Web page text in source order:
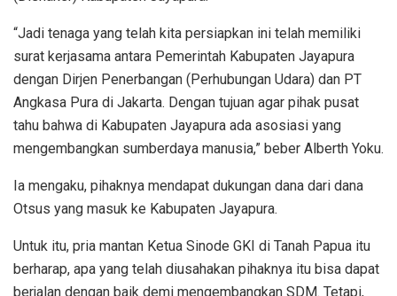
“Jadi tenaga yang telah kita persiapkan ini telah memiliki
surat kerjasama antara Pemerintah Kabupaten Jayapura
dengan Dirjen Penerbangan (Perhubungan Udara) dan PT
Angkasa Pura di Jakarta. Dengan tujuan agar pihak pusat
tahu bahwa di Kabupaten Jayapura ada asosiasi yang
mengembangkan sumberdaya manusia,” beber Alberth Yoku.
Ia mengaku, pihaknya mendapat dukungan dana dari dana
Otsus yang masuk ke Kabupaten Jayapura.
Untuk itu, pria mantan Ketua Sinode GKI di Tanah Papua itu
berharap, apa yang telah diusahakan pihaknya itu bisa dapat
berjalan dengan baik demi mengembangkan SDM. Tetapi,